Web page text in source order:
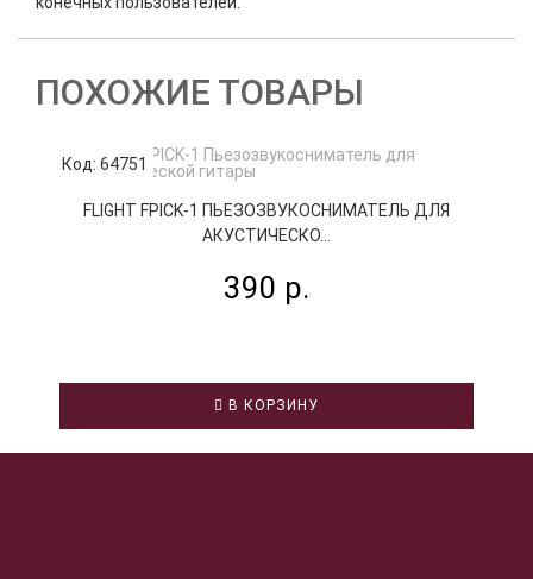
ПОХОЖИЕ ТОВАРЫ
Код: 64751
FLIGHT FPICK-1 ПЬЕЗОЗВУКОСНИМАТЕЛЬ ДЛЯ
АКУСТИЧЕСКО...
390 р.
В КОРЗИНУ